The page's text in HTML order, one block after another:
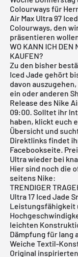
Colourways für
Air Max Ultra 97
Colourways, den
präsentieren
WO KANN ICH DEN
KAUFEN?
Zu den bisher
Iced Jade gehört
davon
ein oder anderen
Release des Nike
09:00. Solltet ihr
haben, klickt euch
Übersicht und
Direktlinks findet
Facebookseite.
Ultra wieder bei
Hier sind noch die
seitens Nike:
TRENDIGER
Ultra 17 Iced Jade
Leistungsfähigkeit
leichten
Dämpfung für lang
Weiche Textil-
Original